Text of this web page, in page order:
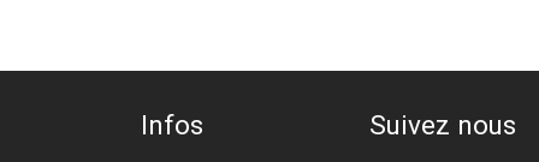
Infos Suivez nous